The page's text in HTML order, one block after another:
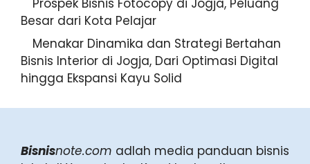
Prospek Bisnis Fotocopy di Jogja, Peluang
Besar dari Kota Pelajar
Menakar Dinamika dan Strategi Bertahan
Bisnis Interior di Jogja, Dari Optimasi Digital
hingga Ekspansi Kayu Solid
Bisnisnote.com adlah media panduan bisnis